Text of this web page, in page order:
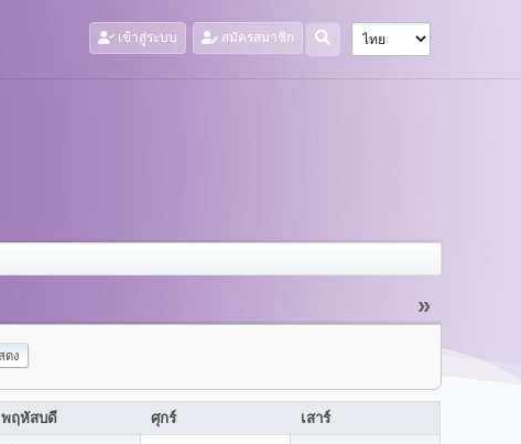
เข้าสู่ระบบ สมัครสมาชิก
»
พฤหัสบดี ศุกร์ เสาร์